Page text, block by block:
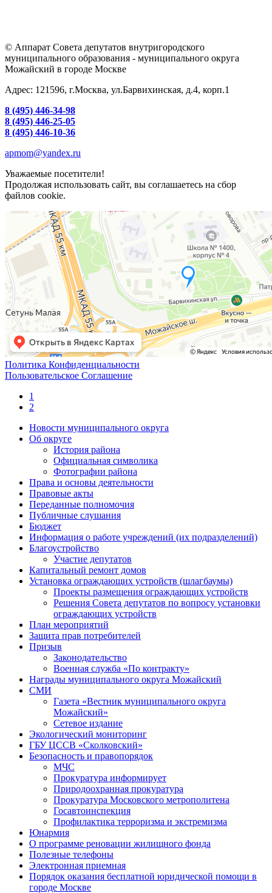
© Аппарат Совета депутатов внутригородского
муниципального образования - муниципального округа
Можайский в городе Москве
Адрес: 121596, г.Москва, ул.Барвихинская, д.4, корп.1
8 (495) 446-34-98
8 (495) 446-25-05
8 (495) 446-10-36
apmom@yandex.ru
Уважаемые посетители!
Продолжая использовать сайт, вы соглашаетесь на сбор
файлов cookie.
Политика Конфиденциальности
Пользовательское Соглашение
1
2
Новости муниципального округа
Об округе
История района
Официальная символика
Фотографии района
Права и основы деятельности
Правовые акты
Переданные полномочия
Публичные слушания
Бюджет
Информация о работе учреждений (их подразделений)
Благоустройство
Участие депутатов
Капитальный ремонт домов
Установка ограждающих устройств (шлагбаумы)
Проекты размещения ограждающих устройств
Решения Совета депутатов по вопросу установки
ограждающих устройств
План мероприятий
Защита прав потребителей
Призыв
Законодательство
Военная служба «По контракту»
Награды муниципального округа Можайский
СМИ
Газета «Вестник муниципального округа
Можайский»
Сетевое издание
Экологический мониторинг
ГБУ ЦССВ «Сколковский»
Безопасность и правопорядок
МЧС
Прокуратура информирует
Природоохранная прокуратура
Прокуратура Московского метрополитена
Госавтоинспекция
Профилактика терроризма и экстремизма
Юнармия
О программе реновации жилищного фонда
Полезные телефоны
Электронная приемная
Порядок оказания бесплатной юридической помощи в
городе Москве